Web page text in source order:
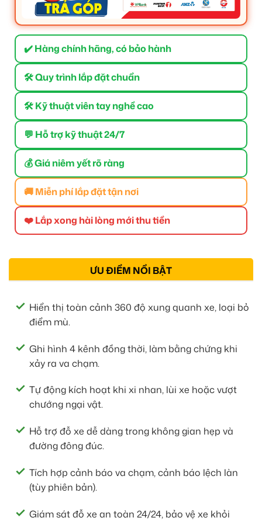
✔️ Hàng chính hãng, có bảo hành
🛠 Quy trình lắp đặt chuẩn
🛠 Kỹ thuật viên tay nghề cao
💬 Hỗ trợ kỹ thuật 24/7
💰 Giá niêm yết rõ ràng
🚚 Miễn phí lắp đặt tận nơi
❤️ Lắp xong hài lòng mới thu tiền
ƯU ĐIỂM NỔI BẬT
Hiển thị toàn cảnh 360 độ xung quanh xe, loại bỏ
điểm mù.
Ghi hình 4 kênh đồng thời, làm bằng chứng khi
xảy ra va chạm.
Tự động kích hoạt khi xi nhan, lùi xe hoặc vượt
chướng ngại vật.
Hỗ trợ đỗ xe dễ dàng trong không gian hẹp và
đường đông đúc.
Tích hợp cảnh báo va chạm, cảnh báo lệch làn
(tùy phiên bản).
Giám sát đỗ xe an toàn 24/24, bảo vệ xe khỏi